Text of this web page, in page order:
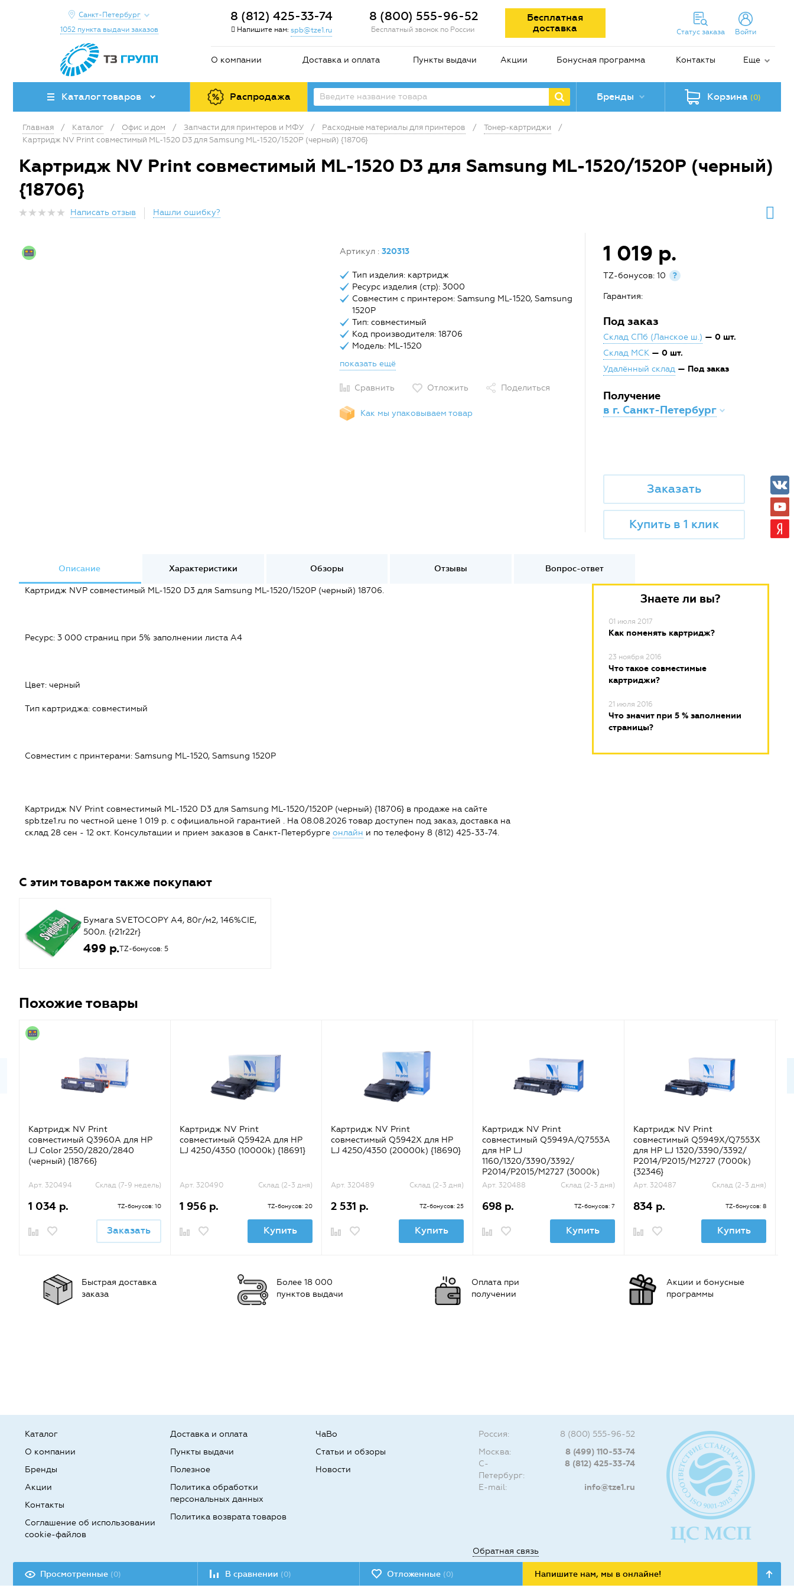
Санкт-Петербург
1052 пункта выдачи заказов
8 (812) 425-33-74
Напишите нам: spb@tze1.ru
8 (800) 555-96-52
Бесплатный звонок по России
Бесплатная
доставка
Статус заказа Войти
О компании Доставка и оплата Пункты выдачи Акции Бонусная программа Контакты Еще
Каталог товаров Распродажа Бренды Корзина (0)
Главная / Каталог / Офис и дом / Запчасти для принтеров и МФУ / Расходные материалы для принтеров / Тонер-картриджи
/
Картридж NV Print совместимый ML-1520 D3 для Samsung ML-1520/1520P (черный) {18706}
Картридж NV Print совместимый ML-1520 D3 для Samsung ML-1520/1520P (черный)
{18706}
Написать отзыв Нашли ошибку?
Артикул : 320313
Тип изделия: картридж
Ресурс изделия (стр): 3000
Совместим с принтером: Samsung ML-1520, Samsung
1520P
Тип: совместимый
Код производителя: 18706
Модель: ML-1520
показать ещё
Сравнить Отложить Поделиться
Как мы упаковываем товар
1 019 р.
TZ-бонусов: 10 ?
Гарантия:
Под заказ
Склад СПб (Ланское ш.) — 0 шт.
Склад МСК — 0 шт.
Удалённый склад — Под заказ
Получение
в г. Санкт-Петербург
Заказать
Купить в 1 клик
Описание Характеристики Обзоры Отзывы Вопрос-ответ
Картридж NVP совместимый ML-1520 D3 для Samsung ML-1520/1520P (черный) 18706.
Ресурс: 3 000 страниц при 5% заполнении листа А4
Цвет: черный
Тип картриджа: совместимый
Совместим c принтерами: Samsung ML-1520, Samsung 1520P
Картридж NV Print совместимый ML-1520 D3 для Samsung ML-1520/1520P (черный) {18706} в продаже на сайте
spb.tze1.ru по честной цене 1 019 р. с официальной гарантией . На 08.08.2026 товар доступен под заказ, доставка на
склад 28 сен - 12 окт. Консультации и прием заказов в Санкт-Петербурге онлайн и по телефону 8 (812) 425-33-74.
Знаете ли вы?
01 июля 2017
Как поменять картридж?
23 ноября 2016
Что такое совместимые
картриджи?
21 июля 2016
Что значит при 5 % заполнении
страницы?
С этим товаром также покупают
Бумага SVETOCOPY A4, 80г/м2, 146%CIE,
500л. {r21r22r}
499 р.TZ-бонусов: 5
Похожие товары
Картридж NV Print
совместимый Q3960A для HP
LJ Color 2550/2820/2840
(черный) {18766}
Арт. 320494 Склад (7-9 недель)
1 034 р. TZ-бонусов: 10
Заказать
Картридж NV Print
совместимый Q5942A для HP
LJ 4250/4350 (10000k) {18691}
Арт. 320490 Склад (2-3 дня)
1 956 р. TZ-бонусов: 20
Купить
Картридж NV Print
совместимый Q5942X для HP
LJ 4250/4350 (20000k) {18690}
Арт. 320489 Склад (2-3 дня)
2 531 р. TZ-бонусов: 25
Купить
Картридж NV Print
совместимый Q5949A/Q7553A
для HP LJ
1160/1320/3390/3392/
P2014/P2015/M2727 (3000k)
{31564}
Арт. 320488 Склад (2-3 дня)
698 р. TZ-бонусов: 7
Купить
Картридж NV Print
совместимый Q5949X/Q7553X
для HP LJ 1320/3390/3392/
P2014/P2015/M2727 (7000k)
{32346}
Арт. 320487 Склад (2-3 дня)
834 р. TZ-бонусов: 8
Купить
Быстрая доставка
заказа
Более 18 000
пунктов выдачи
Оплата при
получении
Акции и бонусные
программы
Каталог
О компании
Бренды
Доставка и оплата
Пункты выдачи
Полезное
ЧаВо
Статьи и обзоры
Новости
Акции
Контакты
Соглашение об использовании
cookie-файлов
Политика обработки
персональных данных
Политика возврата товаров
Разработка сайта:
Россия:
8 (800) 555-96-52
Москва:
8 (499) 110-53-74
С-
Петербург:
8 (812) 425-33-74
E-mail: info@tze1.ru
Обратная связь
Просмотренные (0) В сравнении (0) Отложенные (0) Напишите нам, мы в онлайне!